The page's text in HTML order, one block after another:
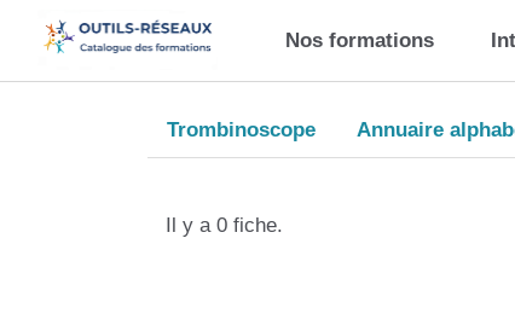
Aller au contenu principal Nos formations
Trombinoscope Annuaire
Il y a 0 fiche.